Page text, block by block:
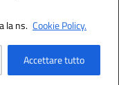
la ns. Cookie Policy.
Accettare tutto
S.r.l.
Italia